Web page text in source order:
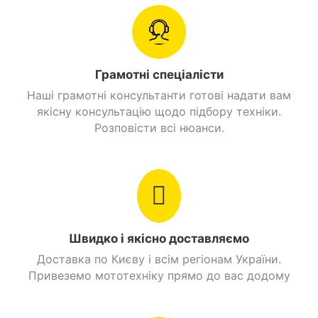
Технічні особливості Spark
У плані оснащення скутерета практично нічим не
відрізняється від легкого мотоцикла. Інженери
4-тактний двигун об’ємом 125 куб. см.
Повітряне охолодження мотора.
4-ступеневу МКПП.
2,2 л./100 км.
Цепная передача
14/40 открыта
Вага 88 кг.
Хребтовая
Знайти схожі
Грамотні спеціалісти
Наші грамотні консультанти готові надати вам
якісну консультацію щодо підбору техніки.
Розповісти всі нюанси.
Швидко і якісно доставляємо
Доставка по Києву і всім регіонам України.
Привеземо мототехніку прямо до вас додому